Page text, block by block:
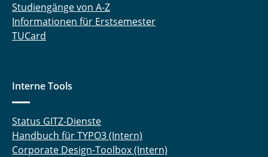
Studiengänge von A-Z
Informationen für Erstsemester
TUCard
Interne Tools
Status GITZ-Dienste
Handbuch für TYPO3 (Intern)
Corporate Design-Toolbox (Intern)